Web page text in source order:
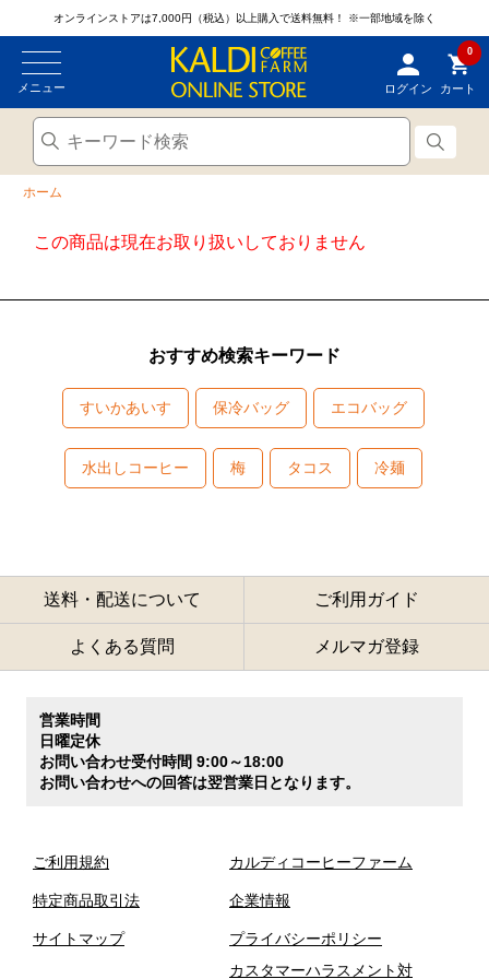
オンラインストアは7,000円（税込）以上購入で送料無料！ ※一部地域を除く
メニュー ログイン
0
カート
ホーム
この商品は現在お取り扱いしておりません
おすすめ検索キーワード
すいかあいす 保冷バッグ エコバッグ
水出しコーヒー 梅 タコス 冷麺
送料・配送について ご利用ガイド
よくある質問 メルマガ登録
営業時間
日曜定休
お問い合わせ受付時間 9:00～18:00
お問い合わせへの回答は翌営業日となります。
ご利用規約
特定商品取引法
サイトマップ
カルディコーヒーファーム
企業情報
プライバシーポリシー
カスタマーハラスメント対